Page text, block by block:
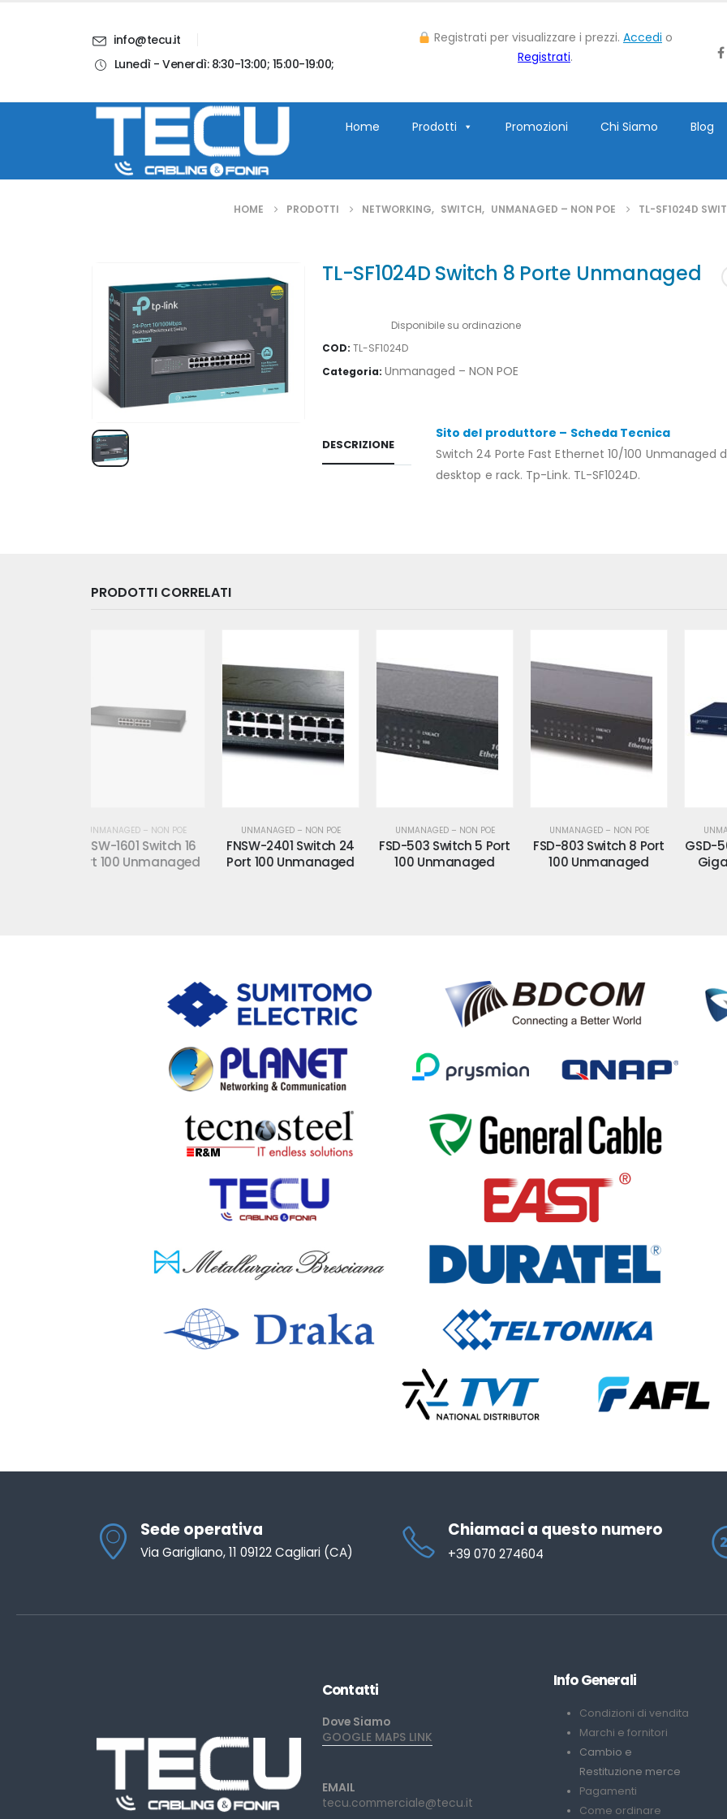
info@tecu.it
Lunedì - Venerdì: 8:30-13:00; 15:00-19:00;
Registrati per visualizzare i prezzi. Accedi o
Registrati.
Home Prodotti Promozioni Chi Siamo Blog
HOME PRODOTTI NETWORKING, SWITCH, UNMANAGED – NON POE TL-SF1024D
TL-SF1024D Switch 8 Porte Unmanaged
Disponibile su ordinazione
COD: TL-SF1024D
Categoria: Unmanaged – NON POE
DESCRIZIONE
Sito del produttore – Scheda Tecnica
Switch 24 Porte Fast Ethernet 10/100 Unmanaged
desktop e rack. Tp-Link. TL-SF1024D.
PRODOTTI CORRELATI
UNMANAGED – NON POE
FNSW-2401 Switch 24
Port 100 Unmanaged
UNMANAGED – NON POE
FSD-503 Switch 5 Port
100 Unmanaged
UNMANAGED – NON POE
FSD-803 Switch 8 Port
100 Unmanaged
UNMANAGED – NON POE
GSD-503 Switch 5 Port
Giga Unmanaged
Sede operativa
Via Garigliano, 11 09122 Cagliari (CA)
Chiamaci a questo numero
+39 070 274604
Contatti
Dove Siamo
GOOGLE MAPS LINK
EMAIL
tecu.commerciale@tecu.it
Info Generali
Condizioni di vendita
Marchi e fornitori
Cambio e
Restituzione merce
Pagamenti
Come ordinare
Blog Contatti Account